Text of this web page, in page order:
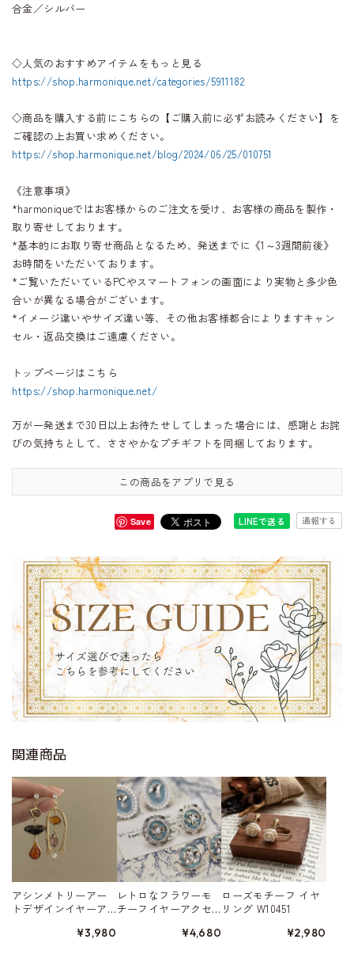
合金／シルバー
◇人気のおすすめアイテムをもっと見る
https://shop.harmonique.net/categories/5911182
◇商品を購入する前にこちらの【ご購入前に必ずお読みください】を
ご確認の上お買い求めください。
https://shop.harmonique.net/blog/2024/06/25/010751
《注意事項》
*harmoniqueではお客様からのご注文を受け、お客様の商品を製作・
取り寄せしております。
*基本的にお取り寄せ商品となるため、発送までに《1～3週間前後》
お時間をいただいております。
*ご覧いただいているPCやスマートフォンの画面により実物と多少色
合いが異なる場合がございます。
*イメージ違いやサイズ違い等、その他お客様都合によりますキャン
セル・返品交換はご遠慮ください。
トップページはこちら
https://shop.harmonique.net/
万が一発送まで30日以上お待たせしてしまった場合には、感謝とお詫
びの気持ちとして、ささやかなプチギフトを同梱しております。
この商品をアプリで見る
Save LINEで送る 通報する
関連商品
アシンメトリーアー
トデザインイヤーア
¥3,980
レトロなフラワーモ
チーフイヤーアクセ
¥4,680
ローズモチーフ イヤ
リング W10451
¥2,980